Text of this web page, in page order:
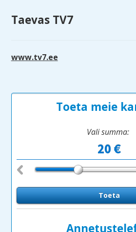
Taevas TV7
www.tv7.ee
Toeta meie
Vali summa: